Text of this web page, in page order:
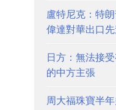
盧特尼克：特
偉達對華出口
日方：無法接
的中方主張
周大福珠寶半